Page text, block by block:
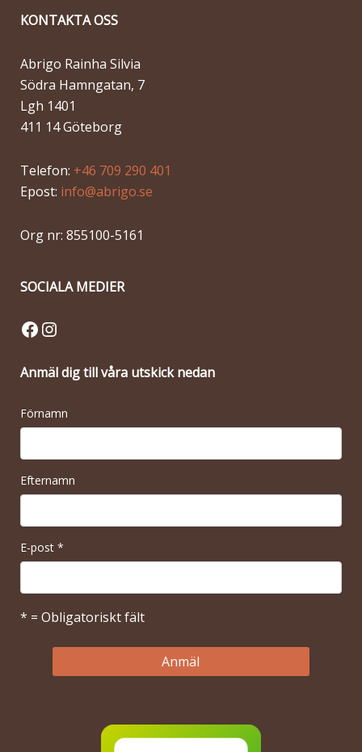
KONTAKTA OSS
Abrigo Rainha Silvia
Södra Hamngatan, 7
Lgh 1401
411 14 Göteborg
Telefon: +46 709 290 401
Epost: info@abrigo.se
Org nr: 855100-5161
SOCIALA MEDIER
Facebook
Instagram
Anmäl dig till våra utskick nedan
Förnamn
Efternamn
E-post *
* = Obligatoriskt fält